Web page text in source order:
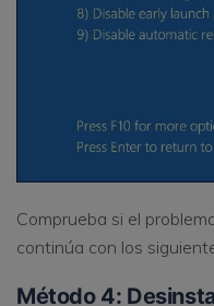
Comprueba si el
continúa con los
Método 4: